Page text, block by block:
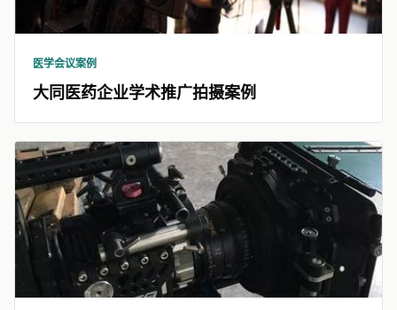
医学会议案例
大同医药企业学术推广拍摄案例